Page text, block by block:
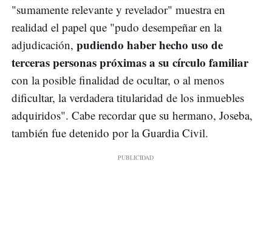
"sumamente relevante y revelador" muestra en
realidad el papel que "pudo desempeñar en la
adjudicación, pudiendo haber hecho uso de
terceras personas próximas a su círculo familiar
con la posible finalidad de ocultar, o al menos
dificultar, la verdadera titularidad de los inmuebles
adquiridos". Cabe recordar que su hermano, Joseba,
también fue detenido por la Guardia Civil.